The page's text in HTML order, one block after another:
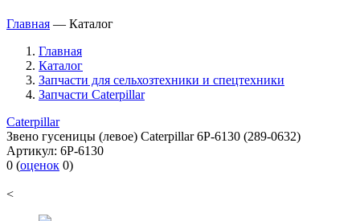
Главная — Каталог
Главная
Каталог
Запчасти для сельхозтехники и спецтехники
Запчасти Caterpillar
Caterpillar
Звено гусеницы (левое) Caterpillar 6P-6130 (289-0632)
Артикул: 6P-6130
0 (оценок 0)
<